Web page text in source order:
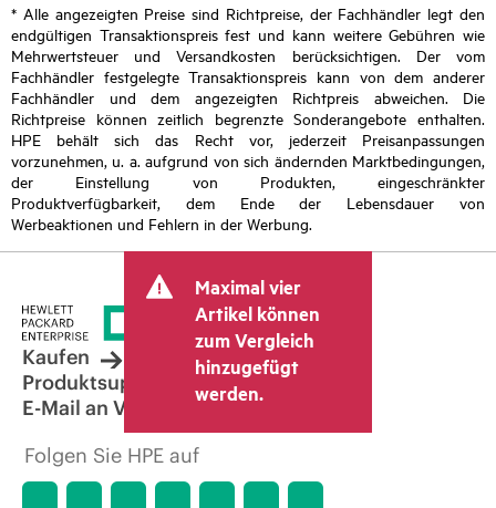
* Alle angezeigten Preise sind Richtpreise, der Fachhändler legt den
endgültigen Transaktionspreis fest und kann weitere Gebühren wie
Mehrwertsteuer und Versandkosten berücksichtigen. Der vom
Fachhändler festgelegte Transaktionspreis kann von dem anderer
Fachhändler und dem angezeigten Richtpreis abweichen. Die
Richtpreise können zeitlich begrenzte Sonderangebote enthalten.
HPE behält sich das Recht vor, jederzeit Preisanpassungen
vorzunehmen, u. a. aufgrund von sich ändernden Marktbedingungen,
der Einstellung von Produkten, eingeschränkter
Produktverfügbarkeit, dem Ende der Lebensdauer von
Werbeaktionen und Fehlern in der Werbung.
Maximal vier
Artikel können
zum Vergleich
hinzugefügt
werden.
Kaufen
Produktsupport
E-Mail an Vertrieb
Folgen Sie HPE auf